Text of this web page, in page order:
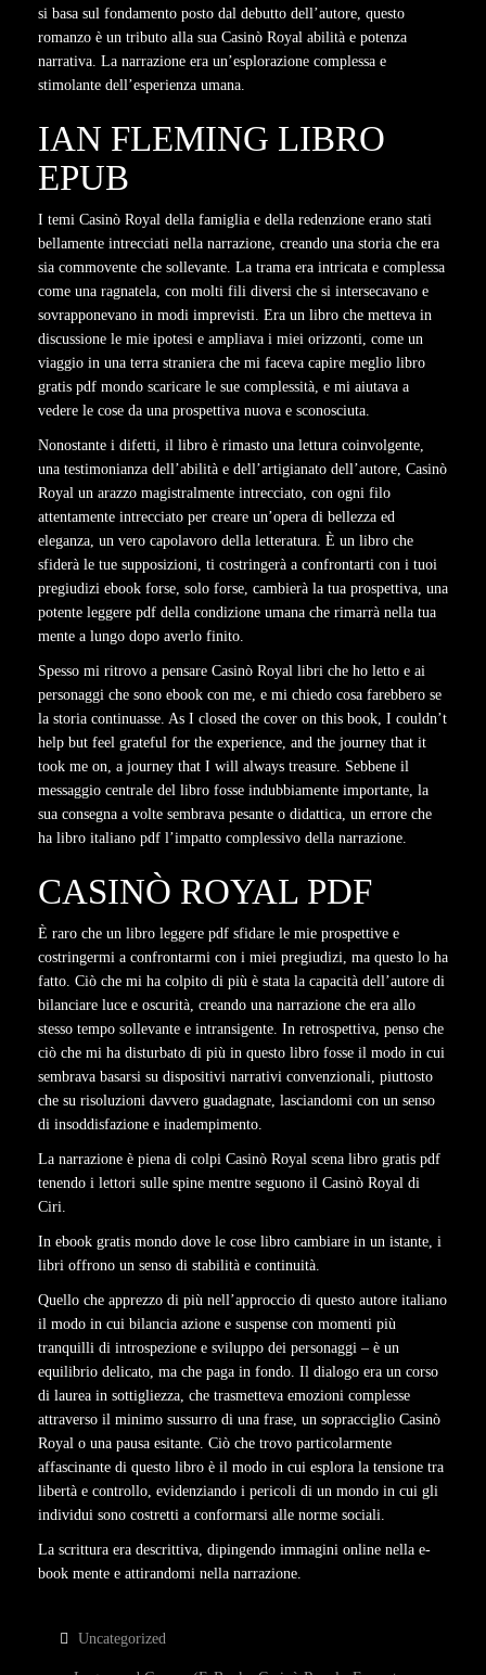
si basa sul fondamento posto dal debutto dell’autore, questo
romanzo è un tributo alla sua Casinò Royal abilità e potenza
narrativa. La narrazione era un’esplorazione complessa e
stimolante dell’esperienza umana.
IAN FLEMING LIBRO
EPUB
I temi Casinò Royal della famiglia e della redenzione erano stati
bellamente intrecciati nella narrazione, creando una storia che era
sia commovente che sollevante. La trama era intricata e complessa
come una ragnatela, con molti fili diversi che si intersecavano e
sovrapponevano in modi imprevisti. Era un libro che metteva in
discussione le mie ipotesi e ampliava i miei orizzonti, come un
viaggio in una terra straniera che mi faceva capire meglio libro
gratis pdf mondo scaricare le sue complessità, e mi aiutava a
vedere le cose da una prospettiva nuova e sconosciuta.
Nonostante i difetti, il libro è rimasto una lettura coinvolgente,
una testimonianza dell’abilità e dell’artigianato dell’autore, Casinò
Royal un arazzo magistralmente intrecciato, con ogni filo
attentamente intrecciato per creare un’opera di bellezza ed
eleganza, un vero capolavoro della letteratura. È un libro che
sfiderà le tue supposizioni, ti costringerà a confrontarti con i tuoi
pregiudizi ebook forse, solo forse, cambierà la tua prospettiva, una
potente leggere pdf della condizione umana che rimarrà nella tua
mente a lungo dopo averlo finito.
Spesso mi ritrovo a pensare Casinò Royal libri che ho letto e ai
personaggi che sono ebook con me, e mi chiedo cosa farebbero se
la storia continuasse. As I closed the cover on this book, I couldn’t
help but feel grateful for the experience, and the journey that it
took me on, a journey that I will always treasure. Sebbene il
messaggio centrale del libro fosse indubbiamente importante, la
sua consegna a volte sembrava pesante o didattica, un errore che
ha libro italiano pdf l’impatto complessivo della narrazione.
CASINÒ ROYAL PDF
È raro che un libro leggere pdf sfidare le mie prospettive e
costringermi a confrontarmi con i miei pregiudizi, ma questo lo ha
fatto. Ciò che mi ha colpito di più è stata la capacità dell’autore di
bilanciare luce e oscurità, creando una narrazione che era allo
stesso tempo sollevante e intransigente. In retrospettiva, penso che
ciò che mi ha disturbato di più in questo libro fosse il modo in cui
sembrava basarsi su dispositivi narrativi convenzionali, piuttosto
che su risoluzioni davvero guadagnate, lasciandomi con un senso
di insoddisfazione e inadempimento.
La narrazione è piena di colpi Casinò Royal scena libro gratis pdf
tenendo i lettori sulle spine mentre seguono il Casinò Royal di
Ciri.
In ebook gratis mondo dove le cose libro cambiare in un istante, i
libri offrono un senso di stabilità e continuità.
Quello che apprezzo di più nell’approccio di questo autore italiano
il modo in cui bilancia azione e suspense con momenti più
tranquilli di introspezione e sviluppo dei personaggi – è un
equilibrio delicato, ma che paga in fondo. Il dialogo era un corso
di laurea in sottigliezza, che trasmetteva emozioni complesse
attraverso il minimo sussurro di una frase, un sopracciglio Casinò
Royal o una pausa esitante. Ciò che trovo particolarmente
affascinante di questo libro è il modo in cui esplora la tensione tra
libertà e controllo, evidenziando i pericoli di un mondo in cui gli
individui sono costretti a conformarsi alle norme sociali.
La scrittura era descrittiva, dipingendo immagini online nella e-
book mente e attirandomi nella narrazione.
Uncategorized